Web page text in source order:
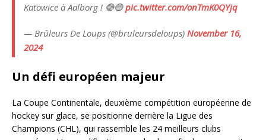
Katowice à Aalborg ! 🔴🔵pic.twitter.com/onTmK0QYjq
— Brûleurs De Loups (@bruleursdeloups) November 16,
2024
Un défi européen majeur
La Coupe Continentale, deuxième compétition européenne de
hockey sur glace, se positionne derrière la Ligue des
Champions (CHL), qui rassemble les 24 meilleurs clubs